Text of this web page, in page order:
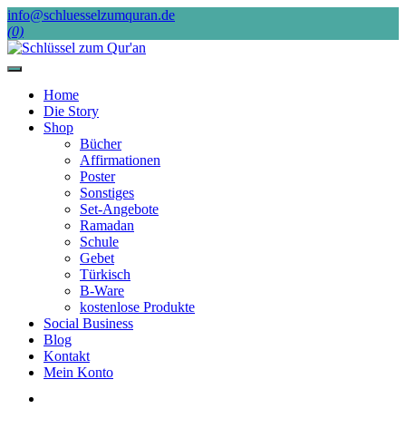
Skip
to
content
info@schluesselzumquran.de
(0)
Home
Die Story
Shop
Bücher
Affirmationen
Poster
Sonstiges
Set-Angebote
Ramadan
Schule
Gebet
Türkisch
B-Ware
kostenlose Produkte
Social Business
Blog
Kontakt
Mein Konto